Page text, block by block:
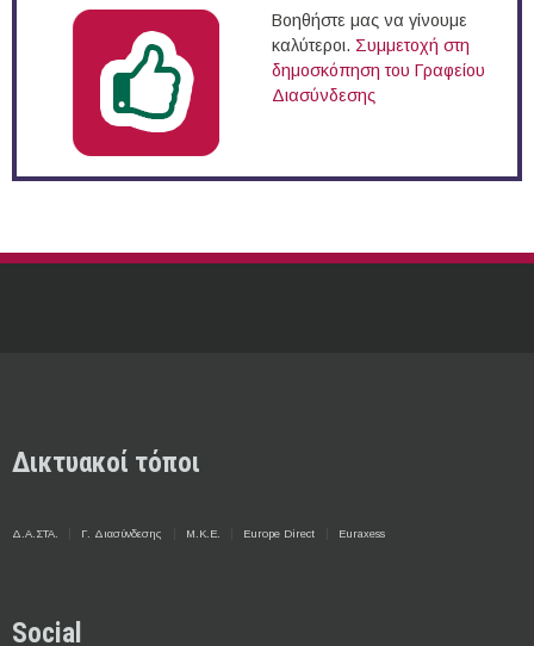
Βοηθήστε μας να γίνουμε
καλύτεροι. Συμμετοχή στη
δημοσκόπηση του Γραφείου
Διασύνδεσης
Δικτυακοί τόποι
Δ.Α.ΣΤΑ. Γ. Διασύνδεσης Μ.Κ.Ε. Europe Direct Euraxess
Social